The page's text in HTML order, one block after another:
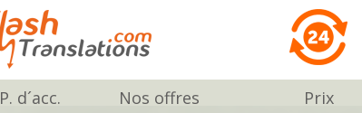
P. d´acc. Nos offres Prix